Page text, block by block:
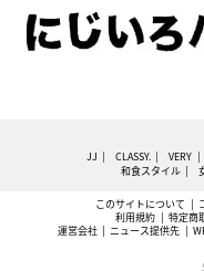
JJ CLASSY. VERY
和食スタイル
このサイトについて
利用規約
特定商
運営会社
ニュース提供先